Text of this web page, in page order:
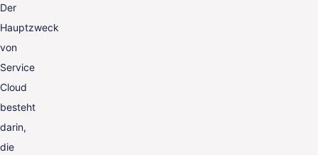
Der
Hauptzweck
von
Service
Cloud
besteht
darin,
die